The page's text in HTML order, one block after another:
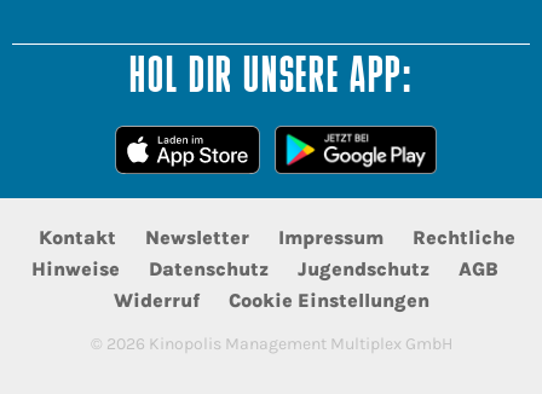
HOL DIR UNSERE APP:
Kontakt Newsletter Impressum
Rechtliche
Hinweise
Datenschutz Jugendschutz
AGB
Widerruf
Cookie Einstellungen
© 2026 Kinopolis Management Multiplex GmbH